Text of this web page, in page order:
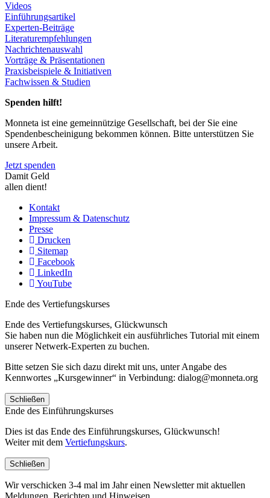
Videos
Einführungsartikel
Experten-Beiträge
Literaturempfehlungen
Nachrichtenauswahl
Vorträge & Präsentationen
Praxisbeispiele & Initiativen
Fachwissen & Studien
Spenden hilft!
Monneta ist eine gemeinnützige Gesellschaft, bei der Sie eine
Spendenbescheinigung bekommen können. Bitte unterstützen Sie
unsere Arbeit.
Jetzt spenden
Damit Geld
allen dient!
Kontakt
Impressum & Datenschutz
Presse
Drucken
Sitemap
Facebook
LinkedIn
YouTube
Ende des Vertiefungskurses
Ende des Vertiefungskurses, Glückwunsch
Sie haben nun die Möglichkeit ein ausführliches Tutorial mit einem
unserer Netwerk-Experten zu buchen.
Bitte setzen Sie sich dazu direkt mit uns, unter Angabe des
Kennwortes „Kursgewinner“ in Verbindung: dialog@monneta.org
Schließen
Ende des Einführungskurses
Dies ist das Ende des Einführungskurses, Glückwunsch!
Weiter mit dem Vertiefungskurs.
Schließen
Wir verschicken 3-4 mal im Jahr einen Newsletter mit aktuellen